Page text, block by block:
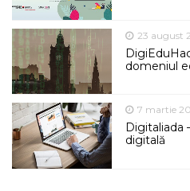
23 august
domeniul
7 martie
Digitaliada
digitală